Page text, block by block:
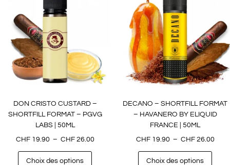
DON CRISTO CUSTARD –
SHORTFILL FORMAT – PGVG
LABS | 50ML
CHF19.90 – CHF26.00
Choix des options
DECANO – SHORTFILL FORMAT
– HAVANERO BY ELIQUID
FRANCE | 50ML
CHF19.90 – CHF26.00
Choix des options